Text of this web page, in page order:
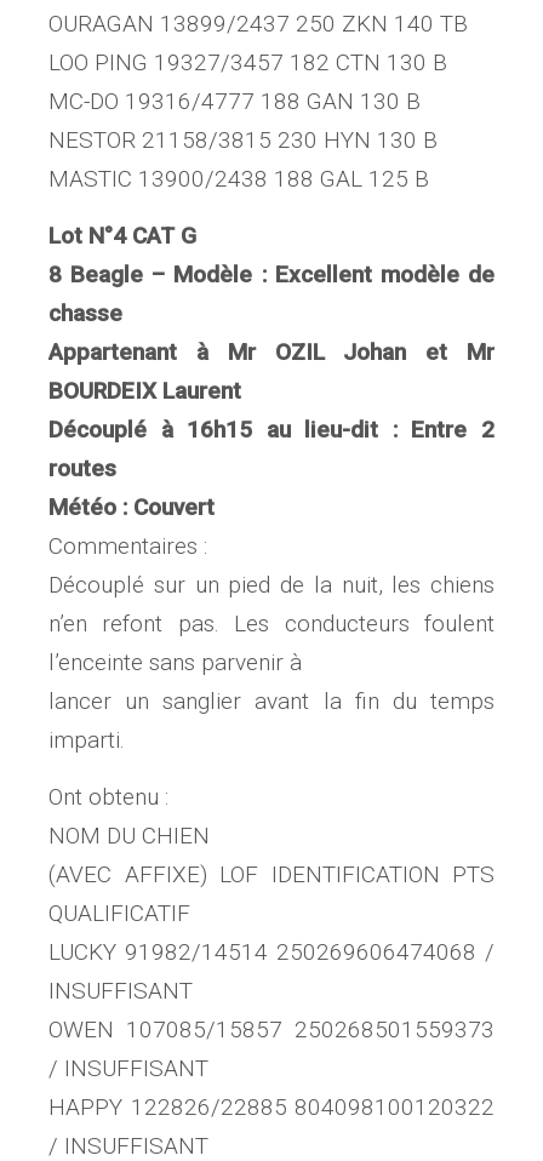
OURAGAN 13899/2437 250 ZKN 140 TB
LOO PING 19327/3457 182 CTN 130 B
MC-DO 19316/4777 188 GAN 130 B
NESTOR 21158/3815 230 HYN 130 B
MASTIC 13900/2438 188 GAL 125 B
Lot N°4 CAT G
8 Beagle – Modèle : Excellent modèle de
chasse
Appartenant à Mr OZIL Johan et Mr
BOURDEIX Laurent
Découplé à 16h15 au lieu-dit : Entre 2
routes
Météo : Couvert
Commentaires :
Découplé sur un pied de la nuit, les chiens
n’en refont pas. Les conducteurs foulent
l’enceinte sans parvenir à
lancer un sanglier avant la fin du temps
imparti.
Ont obtenu :
NOM DU CHIEN
(AVEC AFFIXE) LOF IDENTIFICATION PTS
QUALIFICATIF
LUCKY 91982/14514 250269606474068 /
INSUFFISANT
OWEN 107085/15857 250268501559373
/ INSUFFISANT
HAPPY 122826/22885 804098100120322
/ INSUFFISANT